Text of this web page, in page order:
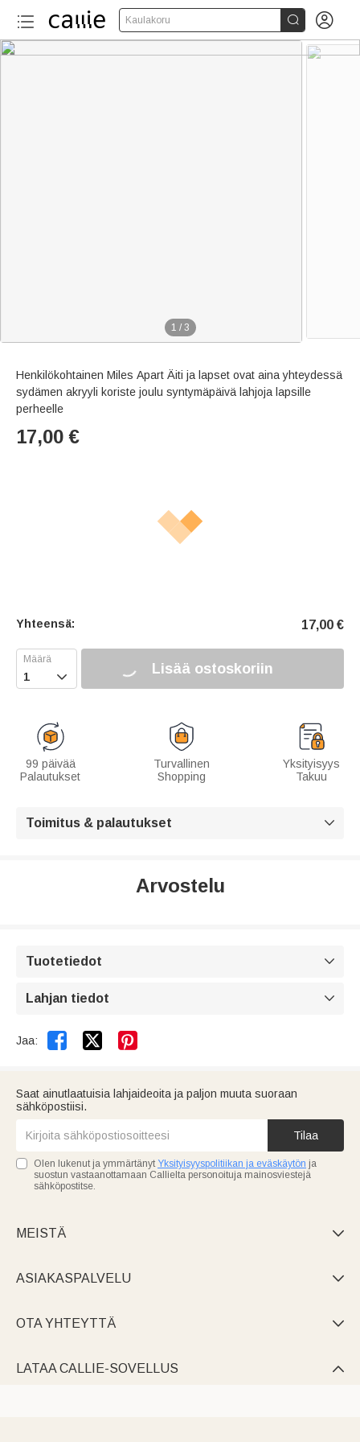
Kaulakoru  
1 / 3
Henkilökohtainen Miles Apart Äiti ja lapset ovat aina yhteydessä
sydämen akryyli koriste joulu syntymäpäivä lahjoja lapsille
perheelle
17,00 €
Yhteensä: 17,00 €
 Lisää ostoskoriin
99 päivää
Palautukset
Turvallinen
Shopping
Yksityisyys
Takuu
Toimitus & palautukset 
Arvostelu
Tuotetiedot 
Lahjan tiedot 
Jaa:  
Saat ainutlaatuisia lahjaideoita ja paljon muuta suoraan
sähköpostiisi.
Tilaa
Olen lukenut ja ymmärtänyt Yksityisyyspolitiikan ja eväskäytön ja
suostun vastaanottamaan Callielta personoituja mainosviestejä
sähköpostitse.
MEISTÄ 
ASIAKASPALVELU 
OTA YHTEYTTÄ 
LATAA CALLIE-SOVELLUS 